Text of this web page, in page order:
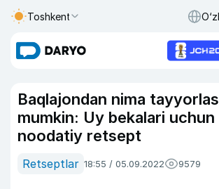
Toshkent
Baqlajondan nima
mumkin: Uy bekalari uchun
noodatiy retsept
Retseptlar 18:55 / 05.09.2022 9579